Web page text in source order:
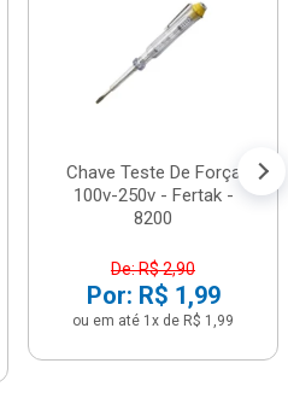
Chave Teste De Força
100v-250v - Fertak -
8200
De: R$ 2,90
Por: R$ 1,99
ou em até 1x de R$ 1,99